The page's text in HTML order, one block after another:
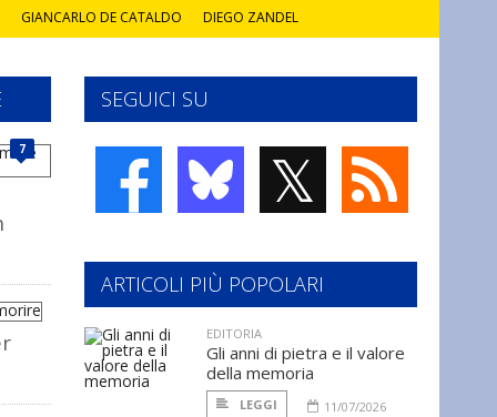
GIANCARLO DE CATALDO DIEGO ZANDEL
SEGUICI SU
𝕏
7
ARTICOLI PIÙ POPOLARI
EDITORIA
Gli anni di pietra e il valore
della memoria
LEGGI 11/07/2026